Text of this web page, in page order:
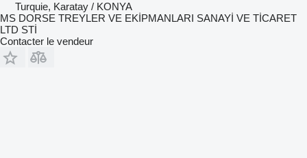
Turquie, Karatay / KONYA
MS DORSE TREYLER VE EKİPMANLARI SANAYİ VE TİCARET
LTD STİ
Contacter le vendeur